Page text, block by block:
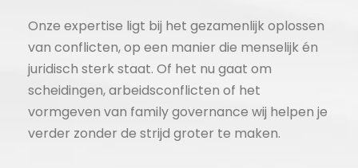
Onze expertise ligt bij het gezamenlijk oplossen
van conflicten, op een manier die menselijk én
juridisch sterk staat. Of het nu gaat om
scheidingen, arbeidsconflicten of het
vormgeven van family governance wij helpen je
verder zonder de strijd groter te maken.